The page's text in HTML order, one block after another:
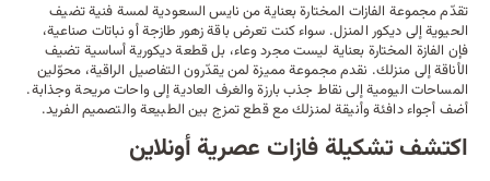
تقدّم مجموعة الفازات المختارة بعناية من نايس السعودية لمسة فنية تضيف
الحيوية إلىديكور المنزل. سواء كنت تعرض باقة زهور طازجة أو نباتات صناعية،
فإن الفازة المختارة بعناية ليست مجرد وعاء، بل قطعة ديكورية أساسية تضيف
الأناقة إلى منزلك. نقدم مجموعة مميزة لمن يقدّرون التفاصيل الراقية، محوّلين
المساحات اليومية إلى نقاط جذب بارزة والغرف العادية إلى واحات مريحة وجذابة.
أضف أجواء دافئة وأنيقة لمنزلك مع قطع تمزج بين الطبيعة والتصميم الفريد.
اكتشف تشكيلة فازات عصرية أونلاين